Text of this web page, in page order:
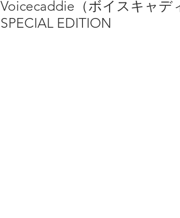
Voicecaddie（ボイスキャデ
SPECIAL EDITION